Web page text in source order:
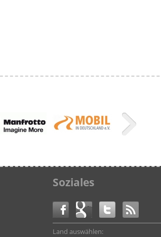
Soziales
Land auswählen: